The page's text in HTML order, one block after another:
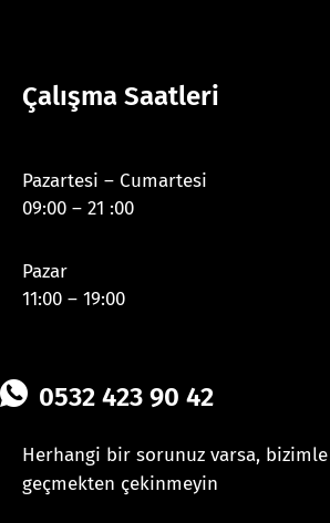
Çalışma Saatleri
Pazartesi – Cumartesi
09:00 – 21 :00
Pazar
11:00 – 19:00
0532 423 90 42
Herhangi bir sorunuz varsa,
geçmekten çekinmeyin